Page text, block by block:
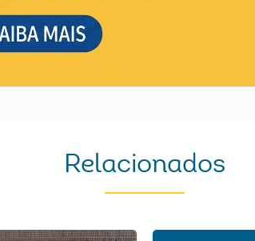
Relacionados